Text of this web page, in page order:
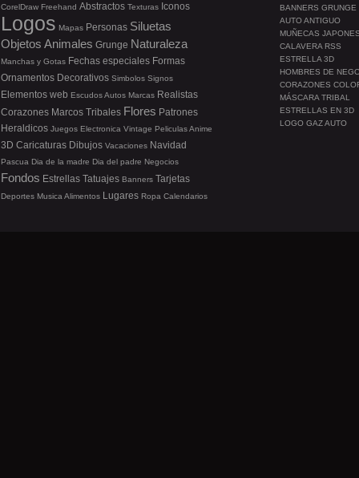
BANNERS GRUNGE
AUTO ANTIGUO
MUÑECAS
CALAVERA RSS
ESTRELLA 3D
HOMBRES DE
CORAZONES
MÁSCARA TRIBAL
ESTRELLAS EN 3D
LOGO GAZ AUTO
CorelDraw Freehand Abstractos Texturas Iconos
Logos Mapas Personas Siluetas
Objetos Animales Grunge Naturaleza
Manchas y Gotas Fechas especiales Formas
Ornamentos Decorativos Simbolos Signos
Elementos web EscudosAutos Marcas Realistas
Corazones Marcos Tribales Flores Patrones
Heraldicos Juegos Electronica Vintage PeliculasAnime
3D Caricaturas Dibujos Vacaciones Navidad
Pascua Dia de la madre Dia del padre Negocios
Fondos Estrellas Tatuajes Banners Tarjetas
Deportes Musica Alimentos Lugares Ropa Calendarios